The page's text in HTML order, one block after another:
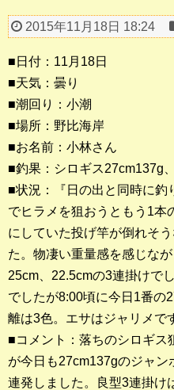
2015年11月18日 18:24
■日付：11月18日
■天気：曇り
■潮回り：小潮
■場所：野比海岸
■お名前：小林さん
■釣果：シロギス27cm137g
■状況：『日の出と同時に釣
でヒラメを狙おうともう1本
にしていた投げ竿が倒れそ
た。物凄い重量感を感じな
25cm、22.5cmの3連掛けで
でしたが8:00頃に今日1番の
離は3色。エサはジャリメで
■コメント：落ちのシロギス
が今日も27cm137gのジャ
連発しました。良型3連掛け
陸っぱりルアー
船・ボート釣り
その他の釣り
釣果ランキング
2023年 クロダイ部門
2023年 メジナ部門
歴代釣果ランキング
クロダイ部門
メジナ部門
シロギス部門
過去の釣果ランキング